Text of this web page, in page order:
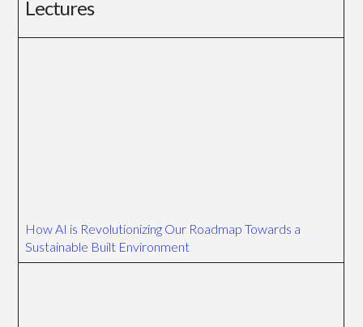
Lectures
How AI is Revolutionizing Our Roadmap Towards a
Sustainable Built Environment